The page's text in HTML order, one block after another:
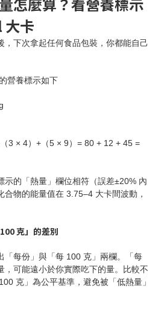
大卡
，下次拿起任何食品包裝，你都能自己
營養標示如下
3 × 4）+（5 × 9）= 80 + 12 + 45 =
示的「熱量」欄位相符（誤差±20% 內
合物的能量值在 3.75–4 大卡間波動，
克」的差別
「每份」與「每 100 克」兩欄。「每
，可能遠小於你實際吃下的量。比較不
克」為公平基準，避免被「低熱量」